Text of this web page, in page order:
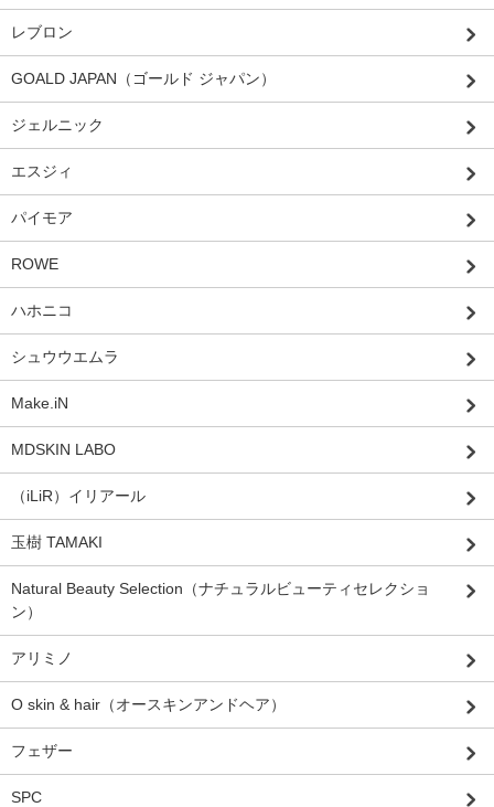
レブロン
GOALD JAPAN（ゴールド ジャパン）
ジェルニック
エスジィ
パイモア
ROWE
ハホニコ
シュウウエムラ
Make.iN
MDSKIN LABO
（iLiR）イリアール
玉樹 TAMAKI
Natural Beauty Selection（ナチュラルビューティセレクショ
ン）
アリミノ
O skin & hair（オースキンアンドヘア）
フェザー
SPC